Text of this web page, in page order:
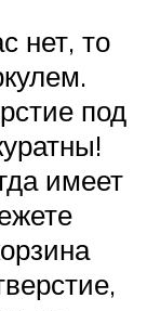
нет, то
под
имеет